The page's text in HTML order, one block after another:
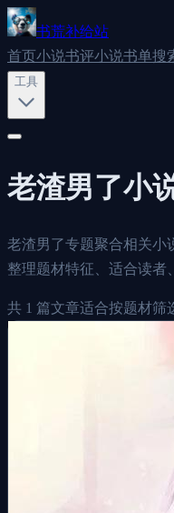
书荒补给站
首页小说书评小说书单搜
工具
老渣男了小
老渣男了专题聚合相关小
整理题材特征、适合读者
共 1 篇文章适合按题材筛